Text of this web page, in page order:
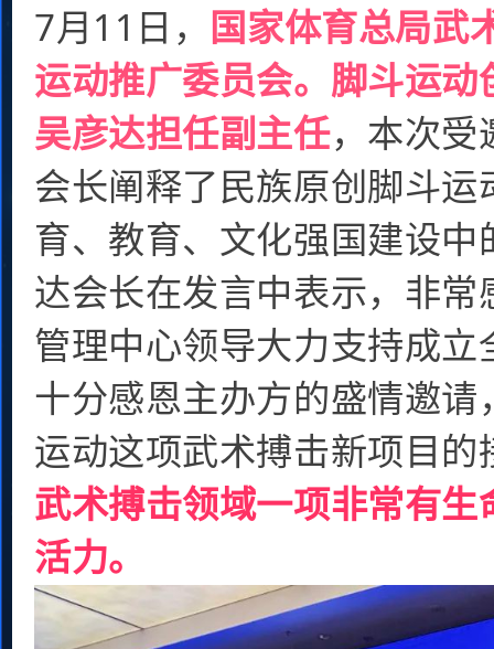
7月11日， 国家体育总局武
运动推广委员会。脚斗运动
吴彦达担任副主任，本次受
会长阐释了民族原创脚斗
育、教育、文化强国建设
达会长在发言中表示，非
管理中心领导大力支持成
十分感恩主办方的盛情邀
运动这项武术搏击新项目的
武术搏击领域一项非常有生
活力。